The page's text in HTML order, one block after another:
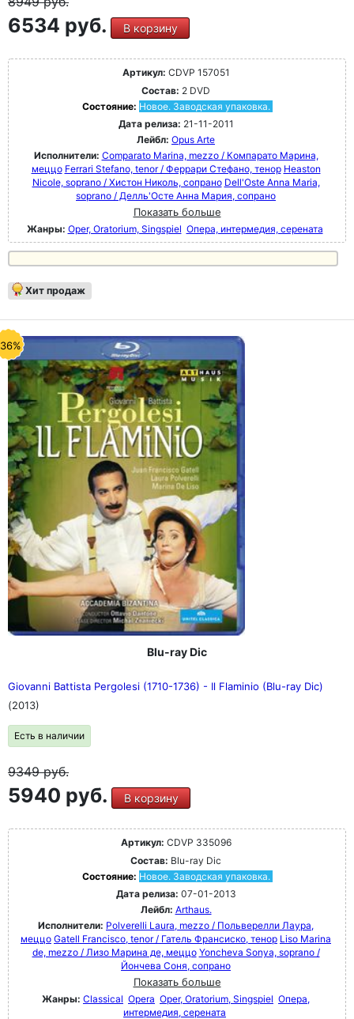
6534 руб. В корзину
Артикул: CDVP 157051
Состав: 2 DVD
Состояние: Новое. Заводская упаковка.
Дата релиза: 21-11-2011
Лейбл: Opus Arte
Исполнители: Comparato Marina, mezzo / Компарато Марина,
меццо Ferrari Stefano, tenor / Феррари Стефано, тенор Heaston
Nicole, soprano / Хистон Николь, сопрано Dell'Oste Anna Maria,
soprano / Делль'Осте Анна Мария, сопрано
Показать больше
Жанры: Oper, Oratorium, Singspiel Опера, интермедия, серената
Хит продаж
Blu-ray Dic
Giovanni Battista Pergolesi (1710-1736) - Il Flaminio (Blu-ray Dic)
(2013)
Есть в наличии
9349руб.
5940 руб. В корзину
Артикул: CDVP 335096
Состав: Blu-ray Dic
Состояние: Новое. Заводская упаковка.
Дата релиза: 07-01-2013
Лейбл: Arthaus.
Исполнители: Polverelli Laura, mezzo / Польверелли Лаура,
меццо Gatell Francisco, tenor / Гатель Франсиско, тенор Liso Marina
de, mezzo / Лизо Марина де, меццо Yoncheva Sonya, soprano /
Йончева Соня, сопрано
Показать больше
Жанры: Classical Opera Oper, Oratorium, Singspiel Опера,
интермедия, серената